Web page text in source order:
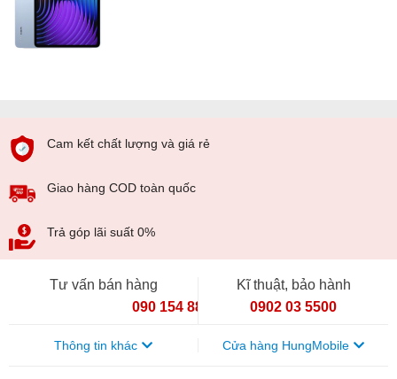
Cam kết chất lượng và giá rẻ
Giao hàng COD toàn quốc
Trả góp lãi suất 0%
Tư vấn bán hàng
090 154 8866
Kĩ thuật, bảo hành
0902 03 5500
Thông tin khác Cửa hàng HungMobile